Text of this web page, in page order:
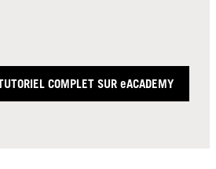
COMPLET SUR eACADEMY